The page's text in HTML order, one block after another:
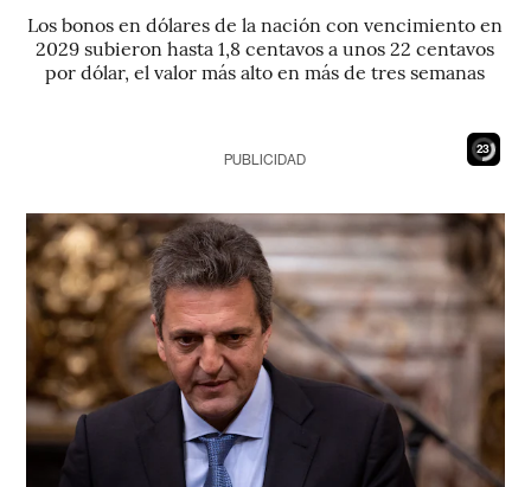
Los bonos en dólares de la nación con vencimiento en
2029 subieron hasta 1,8 centavos a unos 22 centavos
por dólar, el valor más alto en más de tres semanas
22
PUBLICIDAD